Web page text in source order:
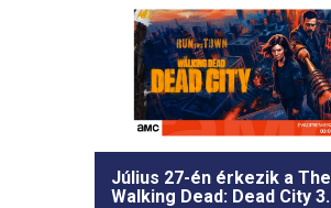
Július 27-én érkezik a The
Walking Dead: Dead City 3.